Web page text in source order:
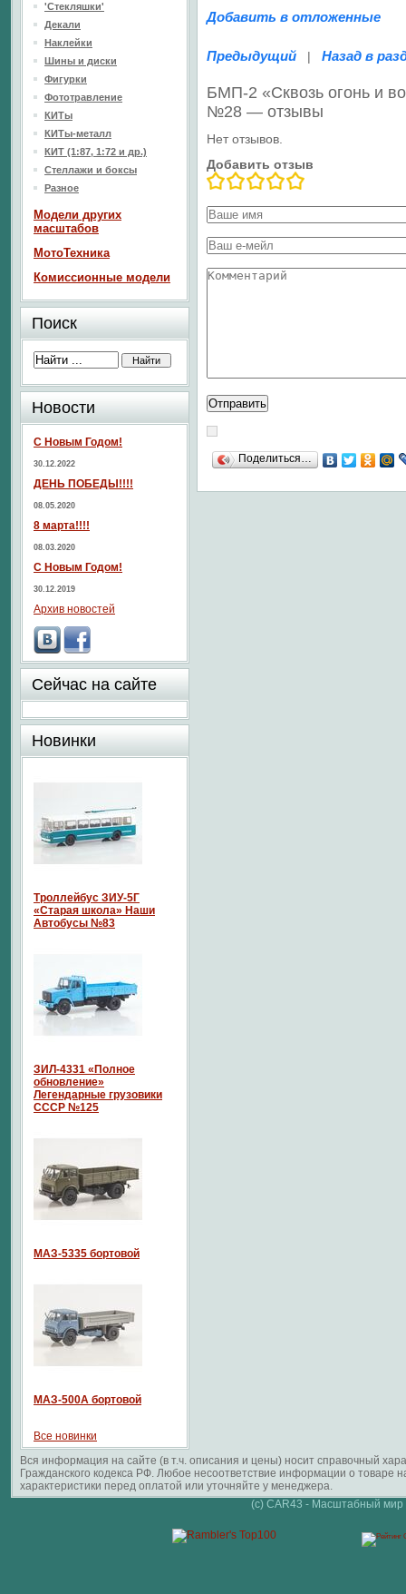
Добавить в отложенные
Предыдущий | Назад в
БМП-2 «Сквозь огонь и
№28 — отзывы
Нет отзывов.
Добавить отзыв
Поделиться…
'Стекляшки'
Декали
Наклейки
Шины и диски
Фигурки
Фототравление
КИТы
КИТы-металл
КИТ (1:87, 1:72 и др.)
Стеллажи и боксы
Разное
Модели других
масштабов
МотоТехника
Комиссионные модели
Поиск
Новости
С Новым Годом!
30.12.2022
ДЕНЬ ПОБЕДЫ!!!!
08.05.2020
8 марта!!!!
08.03.2020
С Новым Годом!
30.12.2019
Архив новостей
Сейчас на сайте
Новинки
Троллейбус ЗИУ-5Г
«Старая школа» Наши
Автобусы №83
ЗИЛ-4331 «Полное
обновление»
Легендарные грузовики
СССР №125
МАЗ-5335 бортовой
МАЗ-500А бортовой
Все новинки
Вся информация на сайте (в т.ч. описания и цены) носит справочный
Гражданского кодекса РФ. Любое несоответствие информации о
характеристики перед оплатой или уточняйте у менеджера.
(c) CAR43 - Масштабный мир